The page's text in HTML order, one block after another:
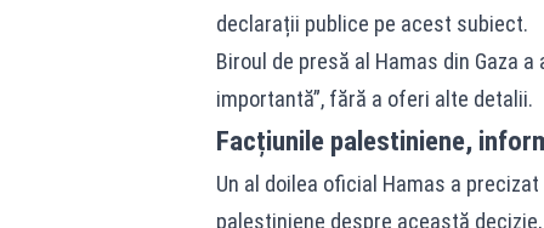
declarații publice pe acest subiect.
Biroul de presă al Hamas din Gaza
importantă”, fără a oferi alte detalii.
Facțiunile palestiniene,
Un al doilea oficial Hamas a
palestiniene despre această